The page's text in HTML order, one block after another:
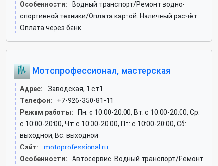
Особенности:
Водный транспорт/Ремонт водно-
спортивной техники/Оплата картой. Наличный расчёт.
Оплата через банк
Мотопрофессионал, мастерская
Адрес:
Заводская, 1 ст1
Телефон:
+7-926-350-81-11
Режим работы:
Пн: c 10:00-20:00, Вт: c 10:00-20:00, Ср:
c 10:00-20:00, Чт: c 10:00-20:00, Пт: c 10:00-20:00, Сб:
выходной, Вс: выходной
Сайт:
motoprofessional.ru
Особенности:
Автосервис. Водный транспорт/Ремонт